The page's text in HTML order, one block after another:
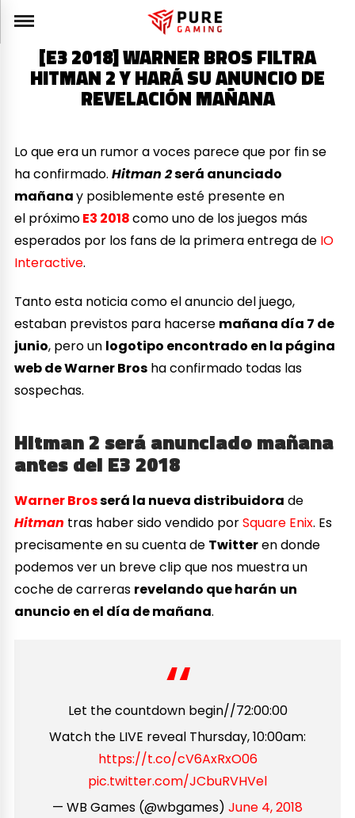
[E3 2018] WARNER BROS FILTRA
HITMAN 2 Y HARÁ SU ANUNCIO DE
REVELACIÓN MAÑANA
Lo que era un rumor a voces parece que por fin se
ha confirmado.Hitman 2será anunciado
mañanay posiblemente esté presente en
el próximoE3 2018como uno de los juegos más
esperados por los fans de la primera entrega de IO
Interactive.
Tanto esta noticia como el anuncio del juego,
estaban previstos para hacerse mañana día 7 de
junio, pero un logotipo encontrado en la página
web de Warner Bros ha confirmado todas las
sospechas.
Hitman 2 será anunciado mañana
antes del E3 2018
Warner Brosserá la nueva distribuidora de
Hitman tras haber sido vendido porSquare Enix. Es
precisamente en su cuenta de Twitteren donde
podemos ver un breve clip que nos muestra un
coche de carreras revelando que harán un
anuncio en el día de mañana.
Let the countdown begin//72:00:00
Watch the LIVE reveal Thursday, 10:00am:
https://t.co/cV6AxRxO06
pic.twitter.com/JCbuRVHVel
— WB Games (@wbgames) June 4, 2018